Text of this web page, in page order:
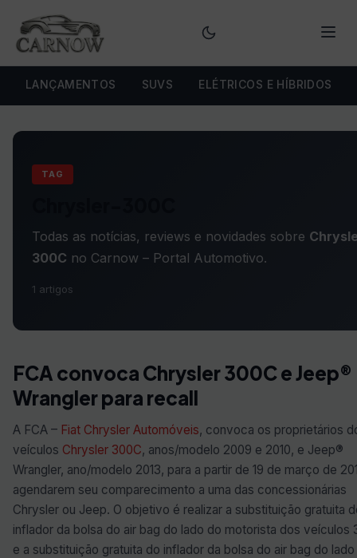
LANÇAMENTOS SUVS ELÉTRICOS E HÍBRIDOS
TAG
Todas as notícias, reviews e novidades sobre
300C no Carnow – Portal Automotivo.
1 artigos
FCA convoca Chrysler 300C e Jeep®
Wrangler para recall
A FCA – Fiat Chrysler Automóveis, convoca os proprietários
veículos Chrysler 300C, anos/modelo 2009 e 2010, e Jeep®
Wrangler, ano/modelo 2013, para a partir de 19 de março de
agendarem seu comparecimento a uma das concessionárias
Chrysler ou Jeep. O objetivo é realizar a substituição gratuita
inflador da bolsa do air bag do lado do motorista dos veículos
e a substituição gratuita do inflador da bolsa do air bag do